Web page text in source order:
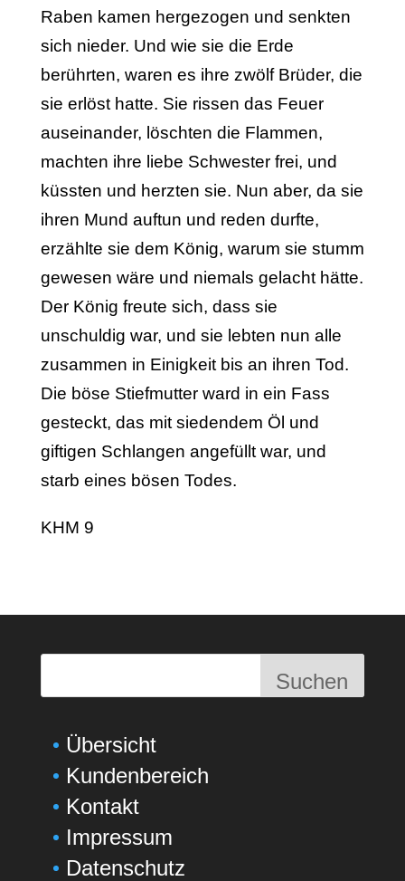
Raben kamen hergezogen und senkten
sich nieder. Und wie sie die Erde
berührten, waren es ihre zwölf Brüder, die
sie erlöst hatte. Sie rissen das Feuer
auseinander, löschten die Flammen,
machten ihre liebe Schwester frei, und
küssten und herzten sie. Nun aber, da sie
ihren Mund auftun und reden durfte,
erzählte sie dem König, warum sie stumm
gewesen wäre und niemals gelacht hätte.
Der König freute sich, dass sie
unschuldig war, und sie lebten nun alle
zusammen in Einigkeit bis an ihren Tod.
Die böse Stiefmutter ward in ein Fass
gesteckt, das mit siedendem Öl und
giftigen Schlangen angefüllt war, und
starb eines bösen Todes.
KHM 9
Suchen
Übersicht
Kundenbereich
Kontakt
Impressum
Datenschutz